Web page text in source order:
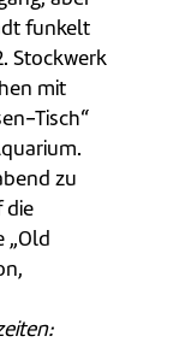
funkelt
Stockwerk
mit
Tisch“
zu
die
„Old